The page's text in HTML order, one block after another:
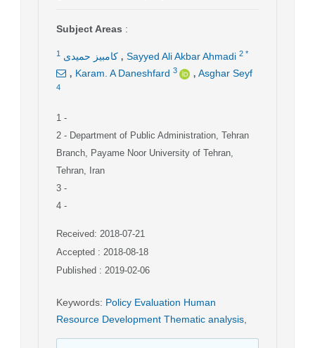
Subject Areas :
کامبیز حمیدی , Sayyed Ali Akbar Ahmadi 2 *
, Karam. A Daneshfard 3 , Asghar Seyf
4
1 -
2 - Department of Public Administration, Tehran
Branch, Payame Noor University of Tehran,
Tehran, Iran
3 -
4 -
Received: 2018-07-21
Accepted : 2018-08-18
Published : 2019-02-06
Keywords: Policy Evaluation Human
Resource Development Thematic analysis